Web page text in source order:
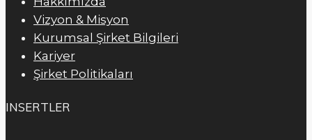
Vizyon & Misyon
Kurumsal Şirket Bilgileri
Kariyer
Şirket Politikaları
INSERTLER